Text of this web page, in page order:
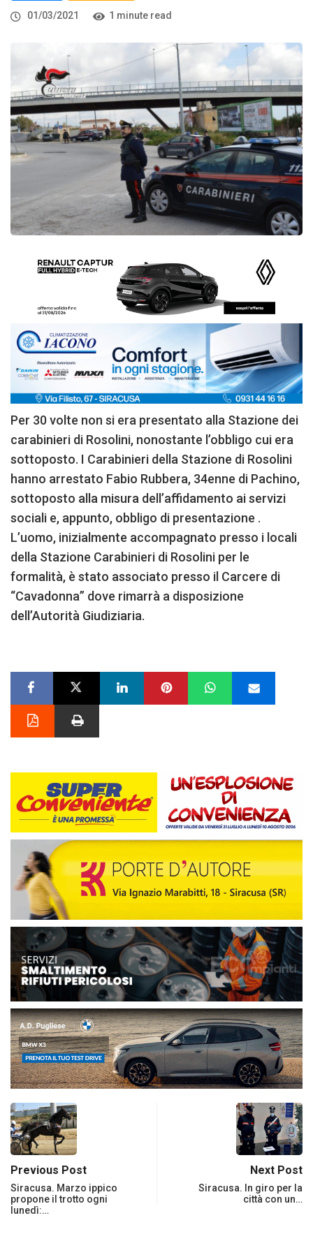
01/03/2021
1 minute read
Per 30 volte non si era presentato alla Stazione dei
carabinieri di Rosolini, nonostante l’obbligo cui era
sottoposto. I Carabinieri della Stazione di Rosolini
hanno arrestato Fabio Rubbera, 34enne di Pachino,
sottoposto alla misura dell’affidamento ai servizi
sociali e, appunto, obbligo di presentazione .
L’uomo, inizialmente accompagnato presso i locali
della Stazione Carabinieri di Rosolini per le
formalità, è stato associato presso il Carcere di
“Cavadonna” dove rimarrà a disposizione
dell’Autorità Giudiziaria.
Previous Post
Siracusa. Marzo ippico
propone il trotto ogni
lunedì:…
Next Post
Siracusa. In giro per la
città con un…